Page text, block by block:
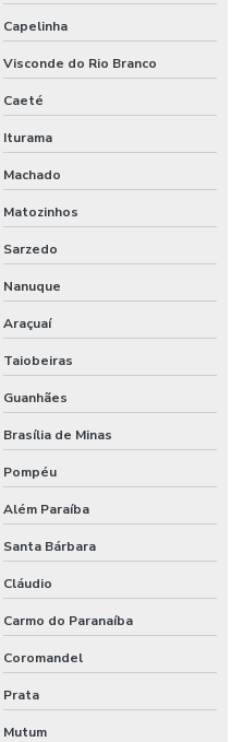
Capelinha
Visconde do Rio Branco
Caeté
Iturama
Machado
Matozinhos
Sarzedo
Nanuque
Araçuaí
Taiobeiras
Guanhães
Brasília de Minas
Pompéu
Além Paraíba
Santa Bárbara
Cláudio
Carmo do Paranaíba
Coromandel
Prata
Mutum